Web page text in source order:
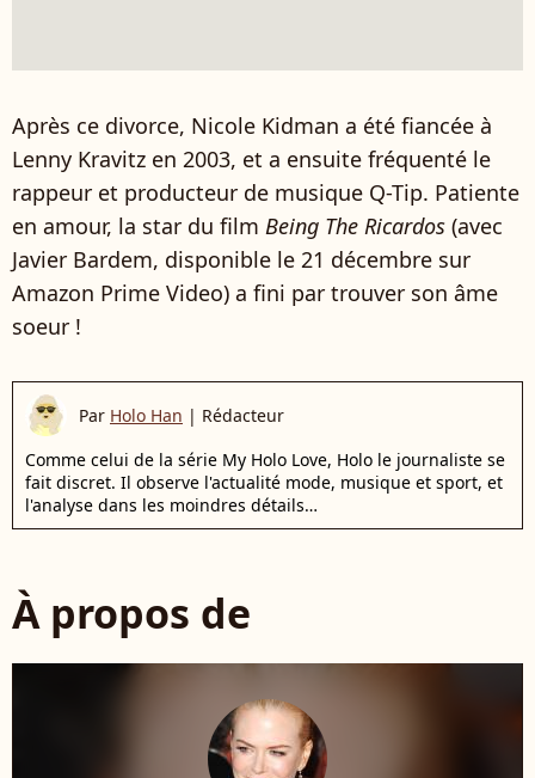
Après ce divorce, Nicole Kidman a été fiancée à
Lenny Kravitz en 2003, et a ensuite fréquenté le
rappeur et producteur de musique Q-Tip. Patiente
en amour, la star du film Being The Ricardos (avec
Javier Bardem, disponible le 21 décembre sur
Amazon Prime Video) a fini par trouver son âme
soeur !
Par Holo Han | Rédacteur
Comme celui de la série My Holo Love, Holo le journaliste se
fait discret. Il observe l'actualité mode, musique et sport, et
l'analyse dans les moindres détails…
À propos de